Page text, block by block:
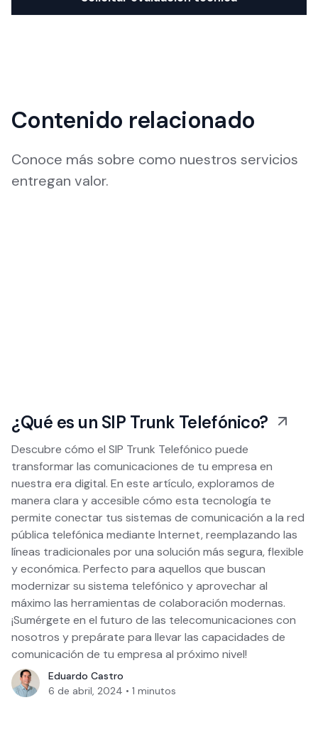
Contenido relacionado
Conoce más sobre como nuestros servicios
entregan valor.
¿Qué es un SIP Trunk Telefónico?
Descubre cómo el SIP Trunk Telefónico puede
transformar las comunicaciones de tu empresa en
nuestra era digital. En este artículo, exploramos de
manera clara y accesible cómo esta tecnología te
permite conectar tus sistemas de comunicación a la red
pública telefónica mediante Internet, reemplazando las
líneas tradicionales por una solución más segura, flexible
y económica. Perfecto para aquellos que buscan
modernizar su sistema telefónico y aprovechar al
máximo las herramientas de colaboración modernas.
¡Sumérgete en el futuro de las telecomunicaciones con
nosotros y prepárate para llevar las capacidades de
comunicación de tu empresa al próximo nivel!
Eduardo Castro
6 de abril, 2024 • 1 minutos